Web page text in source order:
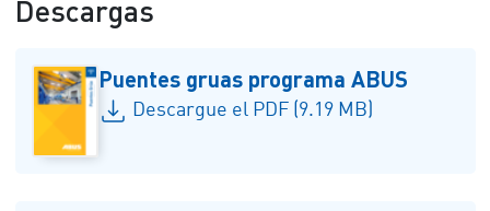
Descargas
Puentes gruas programa ABUS
Descargue el PDF (9.19 MB)